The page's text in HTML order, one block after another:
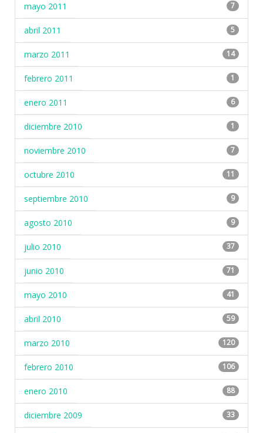
mayo 2011 7
abril 2011 5
marzo 2011 14
febrero 2011 1
enero 2011 6
diciembre 2010 1
noviembre 2010 7
octubre 2010 11
septiembre 2010 9
agosto 2010 9
julio 2010 37
junio 2010 71
mayo 2010 41
abril 2010 59
marzo 2010 120
febrero 2010 106
enero 2010 88
diciembre 2009 33